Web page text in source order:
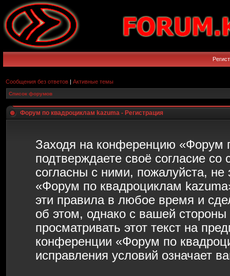
Сообщения без ответов | Активные темы
Список форумов
Форум по квадроциклам kazuma - Регистрация
Заходя на конференцию «Форум
подтверждаете своё согласие
согласны с ними, пожалуйста,
«Форум по квадроциклам
эти правила в любое время и
об этом, однако с вашей
просматривать этот текст на
конференции «Форум по
исправления условий означает